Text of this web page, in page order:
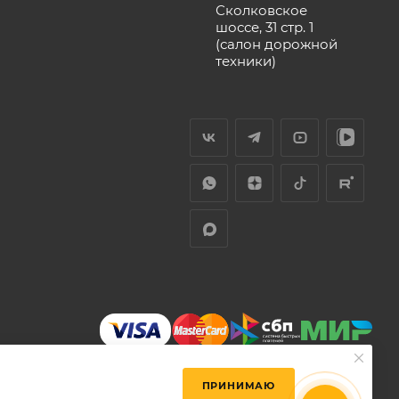
Сколковское
шоссе, 31 стр. 1
(салон дорожной
техники)
ПРИНИМАЮ